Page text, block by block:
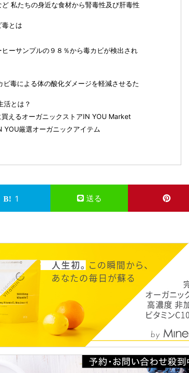
私たちの身近な食材から腎毒性及び肝毒性
とは
ーサンプルの９８％から毒カビが検出され
毒による体の酸化ダメージを軽減させるた
活とは？
えるオーガニックストアIN YOU Market
厳選オーガニックアイテム
1 送る